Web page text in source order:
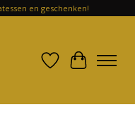
en geschenken!
Verlanglijst